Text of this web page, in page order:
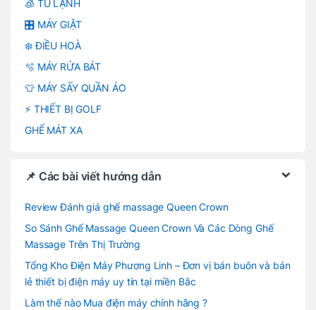
🧊 TỦ LẠNH
🎛️ MÁY GIẶT
❄️ ĐIỀU HOÀ
🫧 MÁY RỬA BÁT
👕 MÁY SẤY QUẦN ÁO
⚡ THIẾT BỊ GOLF
GHẾ MÁT XA
📌 Các bài viết hướng dẫn
Review Đánh giá ghế massage Queen Crown
So Sánh Ghế Massage Queen Crown Và Các Dòng Ghế
Massage Trên Thị Trường
Tổng Kho Điện Máy Phương Linh – Đơn vị bán buôn và bán
lẻ thiết bị điện máy uy tín tại miền Bắc
Làm thế nào Mua điện máy chính hãng ?